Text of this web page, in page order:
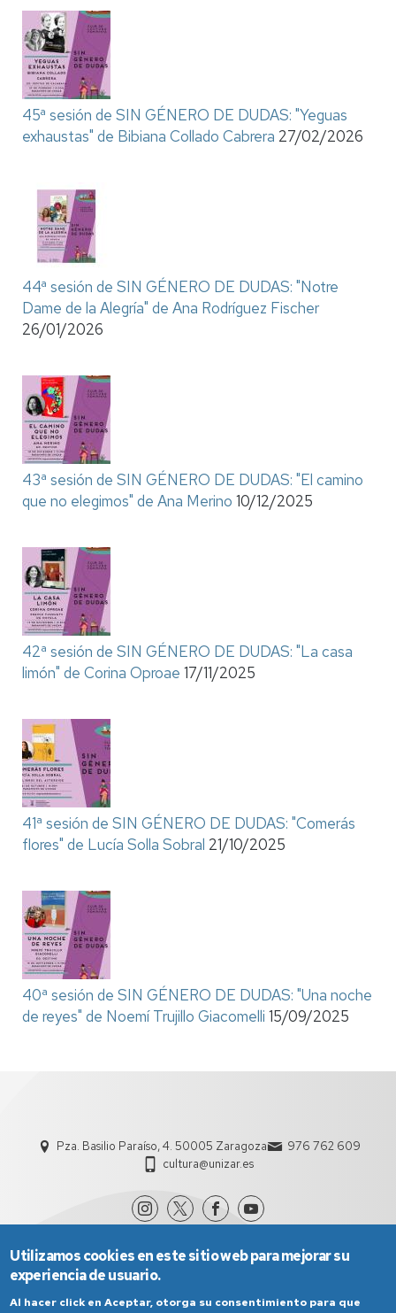
45ª sesión de SIN GÉNERO DE DUDAS: "Yeguas
exhaustas" de Bibiana Collado Cabrera 27/02/2026
44ª sesión de SIN GÉNERO DE DUDAS: "Notre
Dame de la Alegría" de Ana Rodríguez Fischer
26/01/2026
43ª sesión de SIN GÉNERO DE DUDAS: "El camino
que no elegimos" de Ana Merino 10/12/2025
42ª sesión de SIN GÉNERO DE DUDAS: "La casa
limón" de Corina Oproae 17/11/2025
41ª sesión de SIN GÉNERO DE DUDAS: "Comerás
flores" de Lucía Solla Sobral 21/10/2025
40ª sesión de SIN GÉNERO DE DUDAS: "Una noche
de reyes" de Noemí Trujillo Giacomelli 15/09/2025
Pza. Basilio Paraíso, 4. 50005 Zaragoza
976 762 609
cultura@unizar.es
Utilizamos cookies en este sitio web para mejorar su
experiencia de usuario.
Al hacer click en Aceptar, otorga su consentimiento para que